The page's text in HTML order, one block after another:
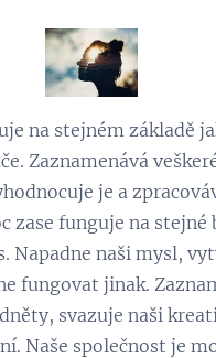
na stejném základě
Zaznamenává
je a
zase funguje na stejné
Napadne naši mysl,
fungovat jinak.
svazuje naši
Naše společnost je